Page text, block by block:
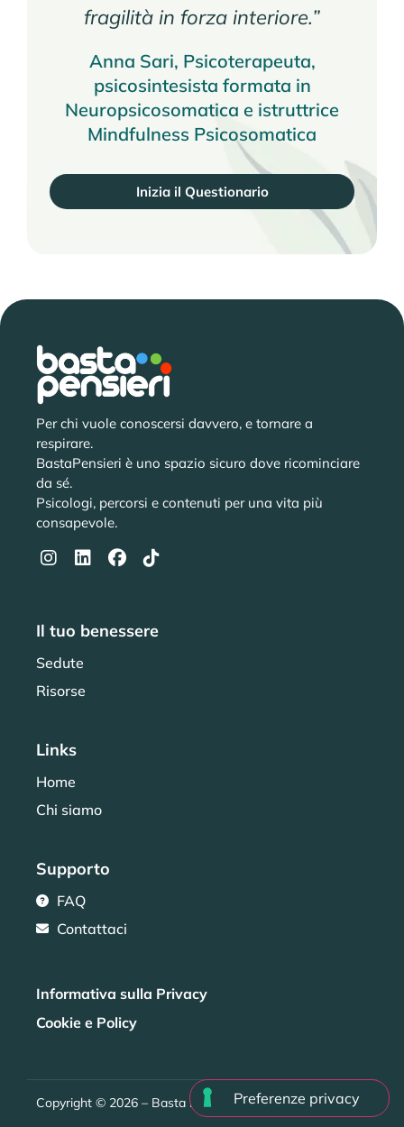
fragilità in forza interiore.”
Anna Sari, Psicoterapeuta,
psicosintesista formata in
Neuropsicosomatica e istruttrice
Mindfulness Psicosomatica
Inizia il Questionario
Per chi vuole conoscersi davvero, e tornare a
respirare.
BastaPensieri è uno spazio sicuro dove ricominciare
da sé.
Psicologi, percorsi e contenuti per una vita più
consapevole.
Il tuo benessere
Sedute
Risorse
Links
Home
Chi siamo
Supporto
FAQ
Contattaci
Copyright © 2026 – Basta Pensieri
Informativa sulla Privacy
Cookie e Policy